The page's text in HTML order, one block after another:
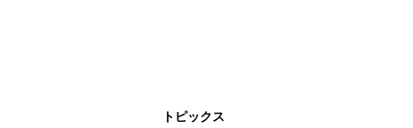
トピックス